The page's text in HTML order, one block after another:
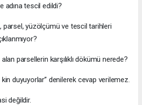
adına tescil edildi?
parsel, yüzölçümü ve tescil tarihleri
parsellerin karşılıklı dökümü nerede?
kin duyuyorlar” denilerek cevap verilemez.
değildir.